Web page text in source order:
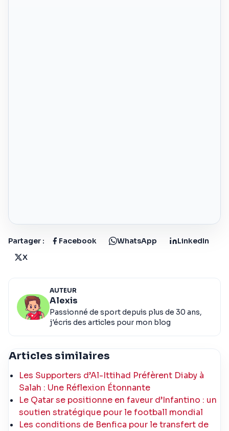
Partager : Facebook WhatsApp
LinkedIn
X
AUTEUR
Alexis
Passionné de sport depuis plus de 30 ans,
j'écris des articles pour mon blog
Articles similaires
Les Supporters d’Al-Ittihad Préfèrent Diaby à
Salah : Une Réflexion Étonnante
Le Qatar se positionne en faveur d’Infantino : un
soutien stratégique pour le football mondial
Les conditions de Benfica pour le transfert de